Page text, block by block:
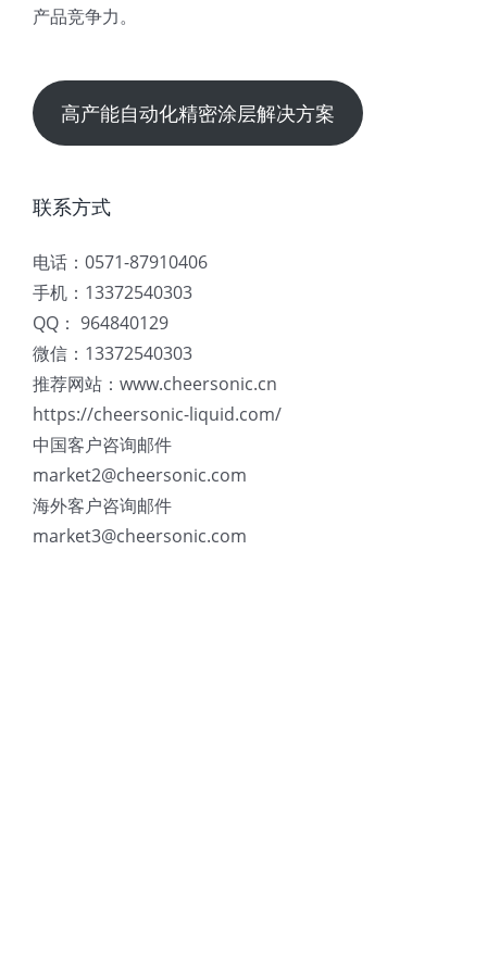
产品竞争力。
高产能自动化精密涂层解决方案
联系方式
电话：0571-87910406
手机：13372540303
QQ： 964840129
微信：13372540303
推荐网站：www.cheersonic.cn
https://cheersonic-liquid.com/
中国客户咨询邮件
market2@cheersonic.com
海外客户咨询邮件
market3@cheersonic.com